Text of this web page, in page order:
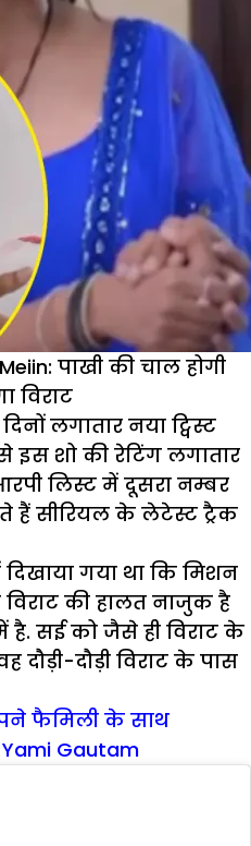
पाखी की चाल होगी
विराट
लगातार नया ट्विस्ट
इस शो की रेटिंग लगातार
लिस्ट में दूसरा नम्बर
हैं सीरियल के लेटेस्ट ट्रैक
गया था कि मिशन
की हालत नाजुक है
सई को जैसे ही विराट के
दौड़ी-दौड़ी विराट के पास
फैमिली के साथ
Yami Gautam